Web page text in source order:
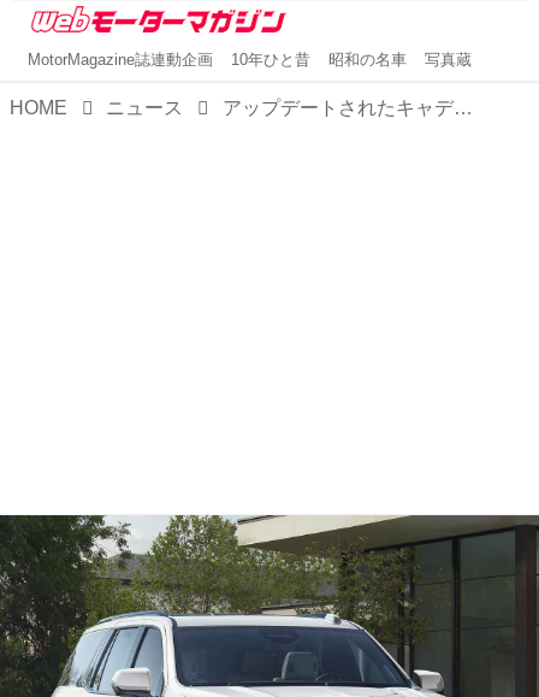
MotorMagazine誌連動企画 10年ひと昔 昭和の名車 写真蔵
HOME ニュース アップデートされたキャデラック エスカレードが日本デビュー。フロントフェースを新世代のキャデラックデザインに